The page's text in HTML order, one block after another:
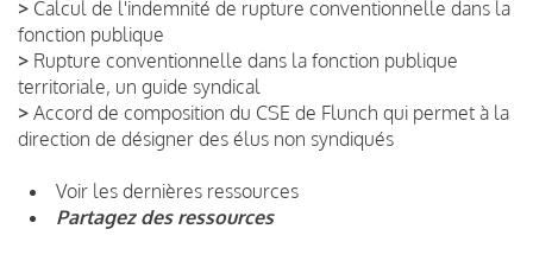
> Calcul de l'indemnité de rupture conventionnelle dans la
fonction publique
> Rupture conventionnelle dans la fonction publique
territoriale, un guide syndical
> Accord de composition du CSE de Flunch qui permet à la
direction de désigner des élus non syndiqués
Voir les dernières ressources
Partagez des ressources